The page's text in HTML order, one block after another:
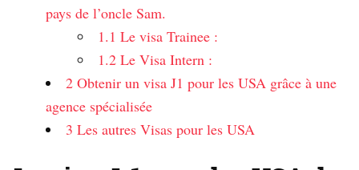
pays de l’oncle Sam.
1.1 Le visa Trainee :
1.2 Le Visa Intern :
2 Obtenir un visa J1 pour les USA grâce à une
agence spécialisée
3 Les autres Visas pour les USA